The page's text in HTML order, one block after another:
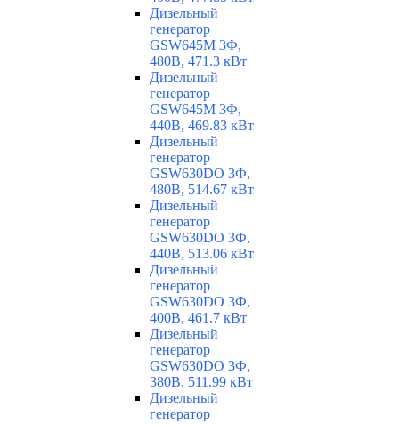
Дизельный
генератор
GSW645M 3Ф,
480В, 471.3 кВт
Дизельный
генератор
GSW645M 3Ф,
440В, 469.83 кВт
Дизельный
генератор
GSW630DO 3Ф,
480В, 514.67 кВт
Дизельный
генератор
GSW630DO 3Ф,
440В, 513.06 кВт
Дизельный
генератор
GSW630DO 3Ф,
400В, 461.7 кВт
Дизельный
генератор
GSW630DO 3Ф,
380В, 511.99 кВт
Дизельный
генератор